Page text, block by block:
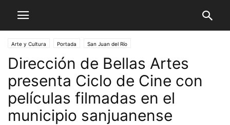
Arte y Cultura Portada San Juan del Río
Dirección de Bellas Artes
presenta Ciclo de Cine con
películas filmadas en el
municipio sanjuanense